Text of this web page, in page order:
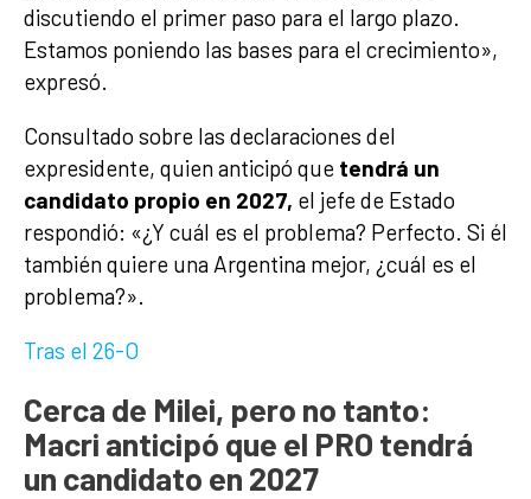
discutiendo el primer paso para el largo plazo.
Estamos poniendo las bases para el crecimiento»,
expresó.
Consultado sobre las declaraciones del
expresidente, quien anticipó que tendrá un
candidato propio en 2027, el jefe de Estado
respondió: «¿Y cuál es el problema? Perfecto. Si él
también quiere una Argentina mejor, ¿cuál es el
problema?».
Tras el 26-O
Cerca de Milei, pero no tanto:
Macri anticipó que el PRO tendrá
un candidato en 2027